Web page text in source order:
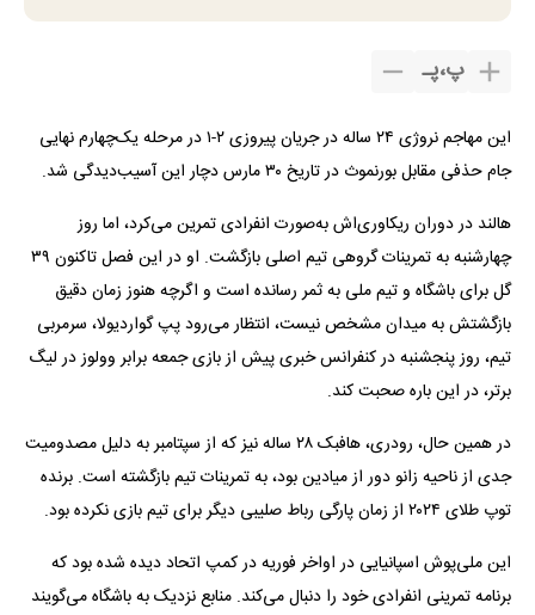
پ،پـ
این مهاجم نروژی ۲۴ ساله در جریان پیروزی ۲-۱ در مرحله یک‌چهارم نهایی
جام حذفی مقابل بورنموث در تاریخ ۳۰ مارس دچار این آسیب‌دیدگی شد.
هالند در دوران ریکاوری‌اش به‌صورت انفرادی تمرین می‌کرد، اما روز
چهارشنبه به تمرینات گروهی تیم اصلی بازگشت. او در این فصل تاکنون ۳۹
گل برای باشگاه و تیم ملی به ثمر رسانده است و اگرچه هنوز زمان دقیق
بازگشتش به میدان مشخص نیست، انتظار می‌رود پپ گواردیولا، سرمربی
تیم، روز پنجشنبه در کنفرانس خبری پیش از بازی جمعه برابر وولوز در لیگ
برتر، در این باره صحبت کند.
در همین حال، رودری، هافبک ۲۸ ساله نیز که از سپتامبر به دلیل مصدومیت
جدی از ناحیه زانو دور از میادین بود، به تمرینات تیم بازگشته است. برنده
توپ طلای ۲۰۲۴ از زمان پارگی رباط صلیبی دیگر برای تیم بازی نکرده بود.
این ملی‌پوش اسپانیایی در اواخر فوریه در کمپ اتحاد دیده شده بود که
برنامه تمرینی انفرادی خود را دنبال می‌کند. منابع نزدیک به باشگاه می‌گویند